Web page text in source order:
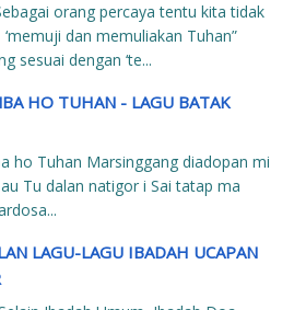
orang percaya tentu kita tidak
dan memuliakan Tuhan”
sesuai dengan ‘te...
HO TUHAN - LAGU BATAK
ho Tuhan Marsinggang diadopan mi
Tu dalan natigor i Sai tatap ma
LAGU-LAGU IBADAH UCAPAN